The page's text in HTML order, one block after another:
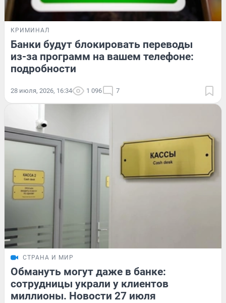
КРИМИНАЛ
Банки будут блокировать переводы
из-за программ на вашем телефоне:
подробности
28 июля, 2026, 16:34 1 096 7
СТРАНА И МИР
Обмануть могут даже в банке:
сотрудницы украли у клиентов
миллионы. Новости 27 июля